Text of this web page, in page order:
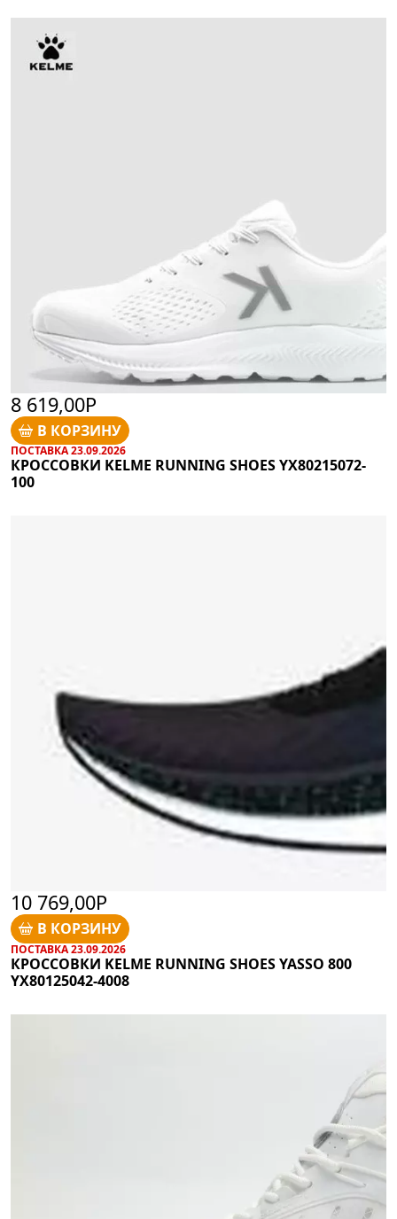
8 619,00Р
В КОРЗИНУ
ПОСТАВКА 23.09.2026
КРОССОВКИ KELME RUNNING SHOES YX80215072-
100
10 769,00Р
В КОРЗИНУ
ПОСТАВКА 23.09.2026
КРОССОВКИ KELME RUNNING SHOES YASSO 800
YX80125042-4008